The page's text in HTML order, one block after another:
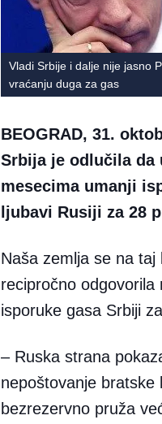
Vladi Srbije i dalje nije jasno
vraćanju duga za gas
BEOGRAD, 31.
Srbija je odlučila da
mesecima umanji
ljubavi Rusiji za 28
Naša zemlja se na taj
recipročno odgovorila
isporuke gasa Srbiji
– Ruska strana
nepoštovanje bratske
bezrezervno pruža